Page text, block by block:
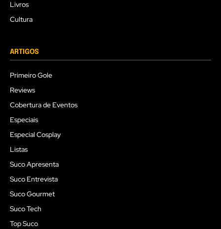
Livros
Cultura
ARTIGOS
Primeiro Gole
Reviews
Cobertura de Eventos
Especiais
Especial Cosplay
Listas
Suco Apresenta
Suco Entrevista
Suco Gourmet
Suco Tech
Top Suco